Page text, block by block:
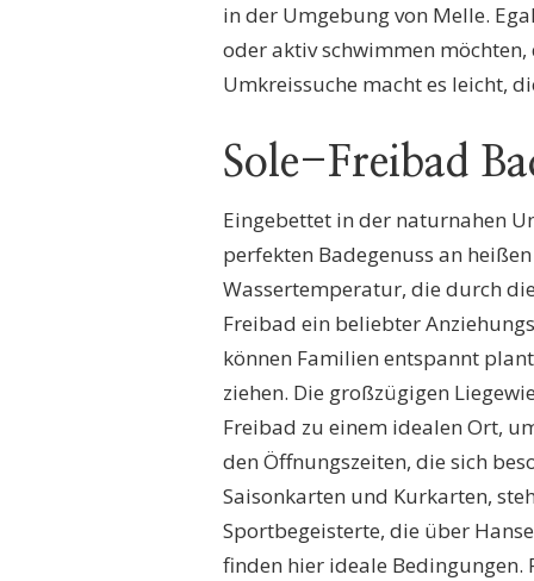
in der Umgebung von Melle.
oder aktiv schwimmen
Umkreissuche macht es leicht,
Sole-Freibad
Eingebettet in der naturnahen
perfekten Badegenuss an
Wassertemperatur, die durch
Freibad ein beliebter
können Familien entspannt
ziehen. Die großzügigen
Freibad zu einem idealen Ort,
den Öffnungszeiten, die sich
Saisonkarten und Kurkarten,
Sportbegeisterte, die über
finden hier ideale